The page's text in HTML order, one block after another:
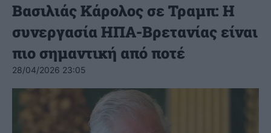
Βασιλιάς Κάρολος σε Τραμπ: Η
συνεργασία ΗΠΑ-Βρετανίας είναι
πιο σημαντική από ποτέ
28/04/2026 23:05